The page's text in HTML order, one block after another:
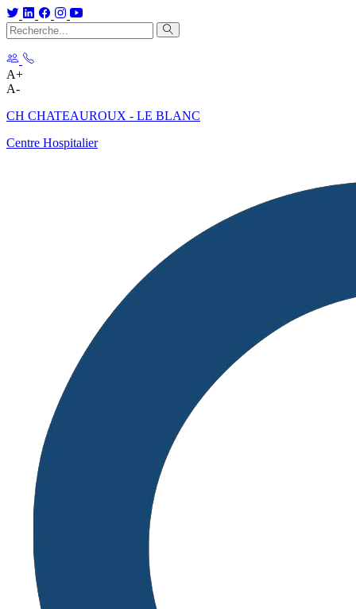
A+
A-
CH CHATEAUROUX - LE BLANC
Centre Hospitalier